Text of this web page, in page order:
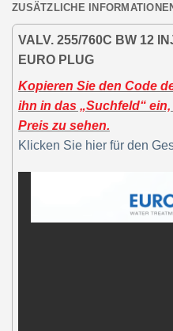
ZUSÄTZLICHE
VALV. 255/760C BW 12
EURO PLUG
Kopieren Sie den Code
ihn in das „Suchfeld“
Preis zu sehen.
Klicken Sie hier für den